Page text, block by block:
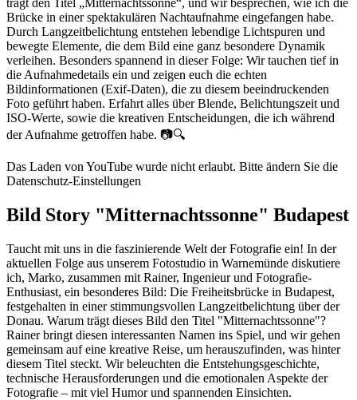
Brücke in einer spektakulären Nachtaufnahme eingefangen habe.
Durch Langzeitbelichtung entstehen lebendige Lichtspuren und
bewegte Elemente, die dem Bild eine ganz besondere Dynamik
verleihen. Besonders spannend in dieser Folge: Wir tauchen tief in
die Aufnahmedetails ein und zeigen euch die echten
Bildinformationen (Exif-Daten), die zu diesem beeindruckenden
Foto geführt haben. Erfahrt alles über Blende, Belichtungszeit und
ISO-Werte, sowie die kreativen Entscheidungen, die ich während
der Aufnahme getroffen habe. 📷🔍
Das Laden von YouTube wurde nicht erlaubt. Bitte ändern Sie die
Datenschutz-Einstellungen
Bild Story "Mitternachtssonne" Budapest
Taucht mit uns in die faszinierende Welt der Fotografie ein! In der
aktuellen Folge aus unserem Fotostudio in Warnemünde diskutiere
ich, Marko, zusammen mit Rainer, Ingenieur und Fotografie-
Enthusiast, ein besonderes Bild: Die Freiheitsbrücke in Budapest,
festgehalten in einer stimmungsvollen Langzeitbelichtung über der
Donau. Warum trägt dieses Bild den Titel "Mitternachtssonne"?
Rainer bringt diesen interessanten Namen ins Spiel, und wir gehen
gemeinsam auf eine kreative Reise, um herauszufinden, was hinter
diesem Titel steckt. Wir beleuchten die Entstehungsgeschichte,
technische Herausforderungen und die emotionalen Aspekte der
Fotografie – mit viel Humor und spannenden Einsichten.